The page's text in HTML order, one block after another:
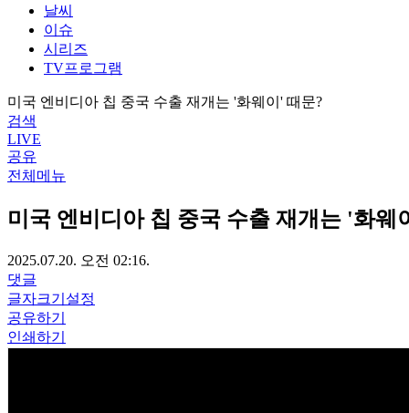
날씨
이슈
시리즈
TV프로그램
미국 엔비디아 칩 중국 수출 재개는 '화웨이' 때문?
검색
LIVE
공유
전체메뉴
미국 엔비디아 칩 중국 수출 재개는 '화웨
2025.07.20. 오전 02:16.
댓글
글자크기설정
공유하기
인쇄하기